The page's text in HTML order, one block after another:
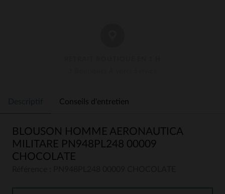
Descriptif Conseils d'entretien
BLOUSON HOMME AERONAUTICA
MILITARE PN948PL248 00009
CHOCOLATE